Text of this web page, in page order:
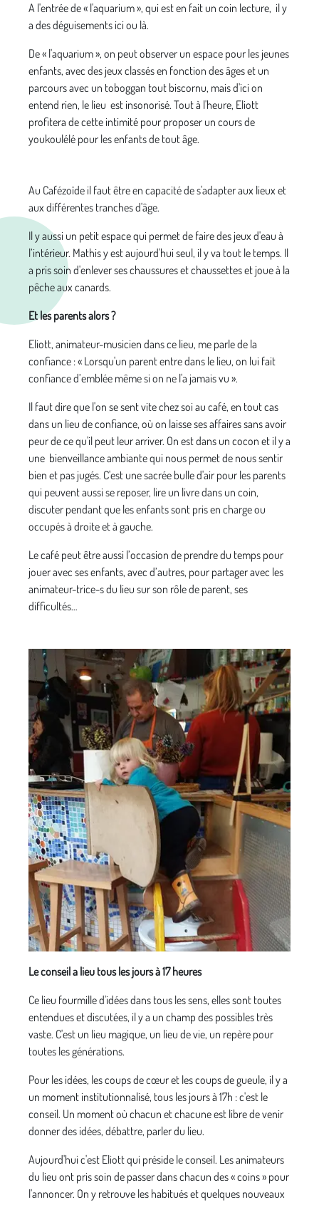
A l'entrée de « l'aquarium », qui est en fait un coin lecture, il y
a des déguisements ici ou là.
De « l'aquarium », on peut observer un espace pour les jeunes
enfants, avec des jeux classés en fonction des âges et un
parcours avec un toboggan tout biscornu, mais d'ici on
entend rien, le lieu est insonorisé. Tout à l'heure, Eliott
profitera de cette intimité pour proposer un cours de
youkoulélé pour les enfants de tout âge.
Au Cafézoïde il faut être en capacité de s'adapter aux lieux et
aux différentes tranches d'âge.
Il y aussi un petit espace qui permet de faire des jeux d'eau à
l’intérieur. Mathis y est aujourd'hui seul, il y va tout le temps. Il
a pris soin d'enlever ses chaussures et chaussettes et joue à la
pêche aux canards.
Et les parents alors ?
Eliott, animateur-musicien dans ce lieu, me parle de la
confiance : « Lorsqu'un parent entre dans le lieu, on lui fait
confiance d’emblée même si on ne l'a jamais vu ».
Il faut dire que l'on se sent vite chez soi au café, en tout cas
dans un lieu de confiance, où on laisse ses affaires sans avoir
peur de ce qu'il peut leur arriver. On est dans un cocon et il y a
une bienveillance ambiante qui nous permet de nous sentir
bien et pas jugés. C'est une sacrée bulle d'air pour les parents
qui peuvent aussi se reposer, lire un livre dans un coin,
discuter pendant que les enfants sont pris en charge ou
occupés à droite et à gauche.
Le café peut être aussi l’occasion de prendre du temps pour
jouer avec ses enfants, avec d’autres, pour partager avec les
animateur-trice-s du lieu sur son rôle de parent, ses
difficultés…
Le conseil a lieu tous les jours à 17 heures
Ce lieu fourmille d'idées dans tous les sens, elles sont toutes
entendues et discutées, il y a un champ des possibles très
vaste. C'est un lieu magique, un lieu de vie, un repère pour
toutes les générations.
Pour les idées, les coups de cœur et les coups de gueule, il y a
un moment institutionnalisé, tous les jours à 17h : c'est le
conseil. Un moment où chacun et chacune est libre de venir
donner des idées, débattre, parler du lieu.
Aujourd'hui c'est Eliott qui préside le conseil. Les animateurs
du lieu ont pris soin de passer dans chacun des « coins » pour
l'annoncer. On y retrouve les habitués et quelques nouveaux